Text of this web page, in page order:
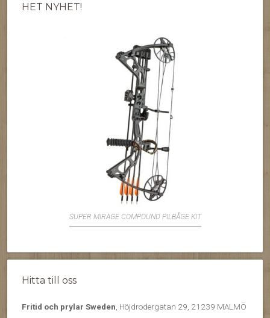
HET NYHET!
SUPER MIRAGE COMPOUND PILBÅGE KIT
Hitta till oss
Fritid och prylar Sweden , Höjdrodergatan 29, 21239 MALMÖ